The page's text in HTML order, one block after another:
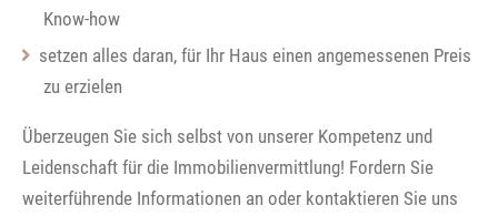
Know-how
setzen alles daran, für Ihr Haus einen angemessenen Preis
zu erzielen
Überzeugen Sie sich selbst von unserer Kompetenz und
Leidenschaft für die Immobilienvermittlung! Fordern Sie
weiterführende Informationen an oder kontaktieren Sie uns